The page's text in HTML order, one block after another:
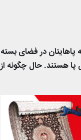
پاهایتان در فضای بسته
پا هستند. حال چگونه از